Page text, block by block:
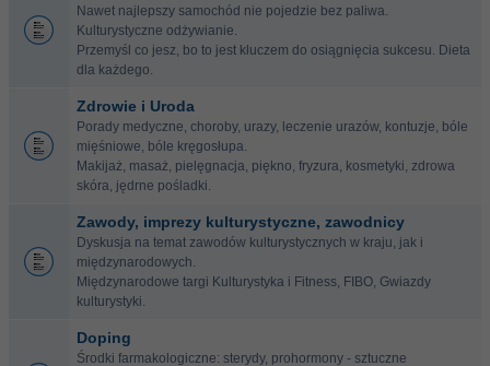
Nawet najlepszy samochód nie pojedzie bez paliwa.
Kulturystyczne odżywianie.
Przemyśl co jesz, bo to jest kluczem do osiągnięcia sukcesu. Dieta
dla każdego.
Zdrowie i Uroda
Porady medyczne, choroby, urazy, leczenie urazów, kontuzje, bóle
mięśniowe, bóle kręgosłupa.
Makijaż, masaż, pielęgnacja, piękno, fryzura, kosmetyki, zdrowa
skóra, jędrne pośladki.
Zawody, imprezy kulturystyczne, zawodnicy
Dyskusja na temat zawodów kulturystycznych w kraju, jak i
międzynarodowych.
Międzynarodowe targi Kulturystyka i Fitness, FIBO, Gwiazdy
kulturystyki.
Doping
Środki farmakologiczne: sterydy, prohormony - sztuczne